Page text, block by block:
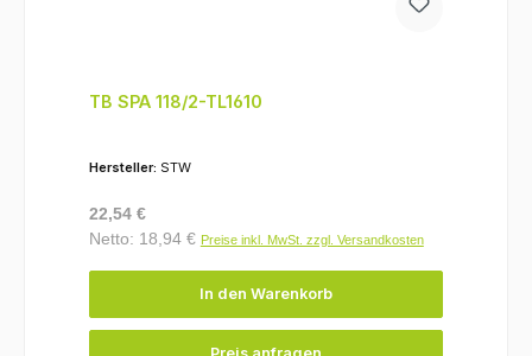
TB SPA 118/2-TL1610
Hersteller: STW
Regulärer Preis:
22,54 €
Netto: 18,94 € Preise inkl. MwSt. zzgl. Versandkosten
In den Warenkorb